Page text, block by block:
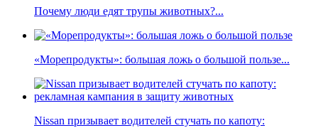
Почему люди едят трупы животных?...
«Морепродукты»: большая ложь о большой пользе...
Nissan призывает водителей стучать по капоту: